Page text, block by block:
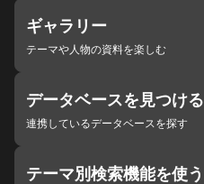
ギャラリー
テーマや人物の資料を楽しむ
データベースを見つける
連携しているデータベースを探す
テーマ別検索機能を使う